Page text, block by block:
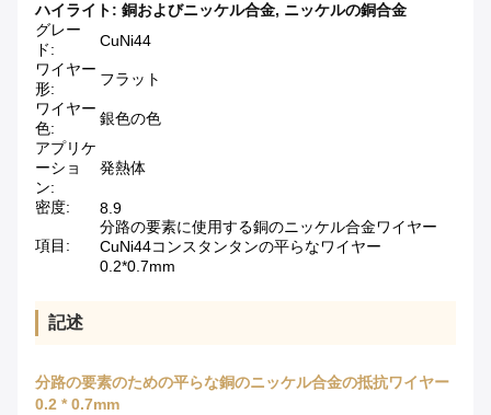
ハイライト: 銅およびニッケル合金, ニッケルの銅合金
グレー
ド:
CuNi44
ワイヤー
形:
フラット
ワイヤー
色:
銀色の色
アプリケ
ーショ
ン:
発熱体
密度: 8.9
項目:
分路の要素に使用する銅のニッケル合金ワイヤー
CuNi44コンスタンタンの平らなワイヤー
0.2*0.7mm
記述
分路の要素のための平らな銅のニッケル合金の抵抗ワイヤー
0.2 * 0.7mm